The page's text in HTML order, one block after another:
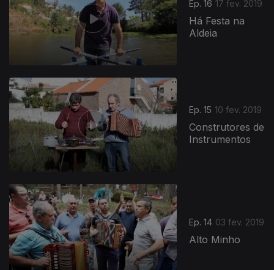
Ep. 16 17 fev. 2019
Há Festa na
Aldeia
Ep. 15 10 fev. 2019
Construtores de
Instrumentos
Ep. 14 03 fev. 2019
Alto Minho